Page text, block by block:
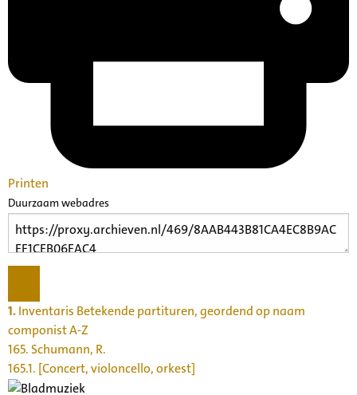
Printen
Duurzaam webadres
1.Inventaris Betekende partituren, geordend op naam
componist A-Z
165. Schumann, R.
165.1. [Concert, violoncello, orkest]